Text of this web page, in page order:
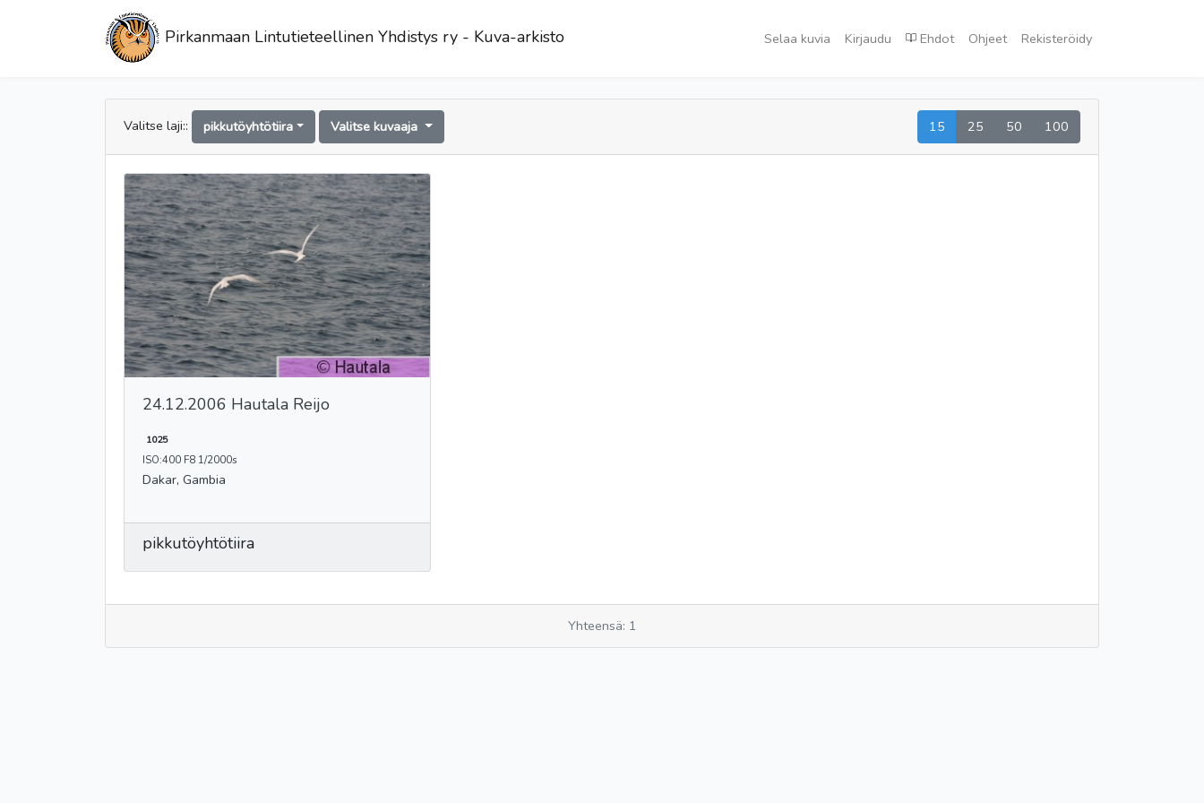
Pirkanmaan Lintutieteellinen Yhdistys ry - Kuva-arkisto Selaa kuvia Kirjaudu Ehdot Ohjeet Rekisteröidy
Valitse laji:: pikkutöyhtötiira Valitse kuvaaja 15 25 50 100
24.12.2006 Hautala Reijo
1025
ISO:400 F8 1/2000s
Dakar, Gambia
pikkutöyhtötiira
Yhteensä: 1